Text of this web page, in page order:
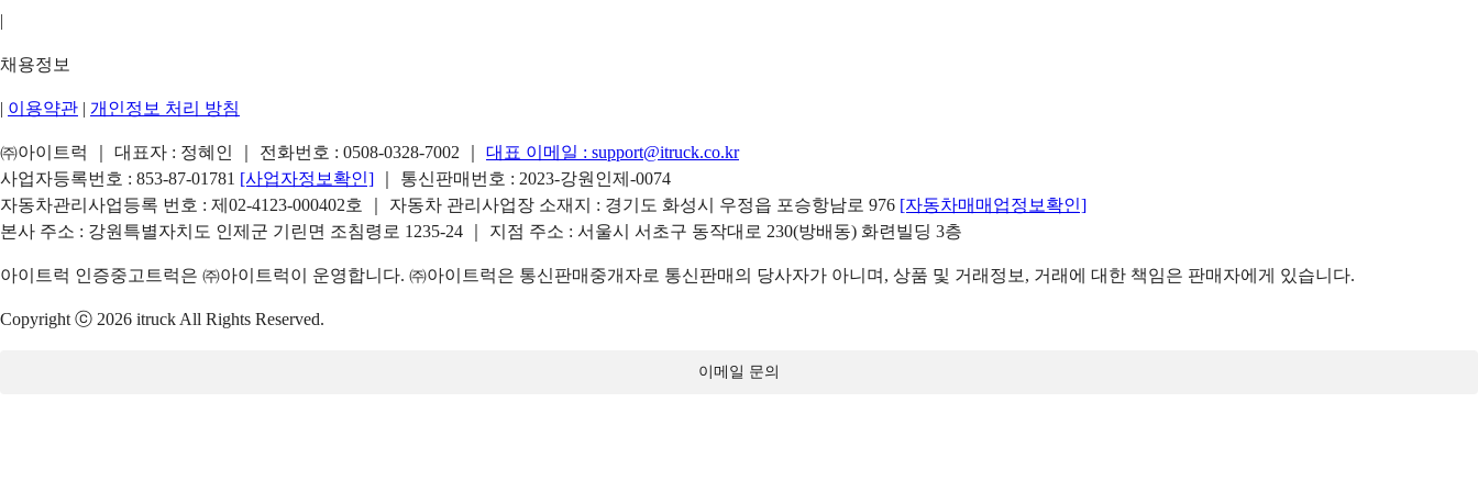
|
채용정보
| 이용약관 | 개인정보 처리 방침
㈜아이트럭 ｜ 대표자 : 정혜인 ｜ 전화번호 : 0508-0328-7002 대표 이메일 : support@itruck.co.kr
사업자등록번호 : 853-87-01781 [사업자정보확인]
｜ 통신판매번호 : 2023-강원인제-0074
자동차관리사업등록 번호 : 제02-4123-000402호 ｜ 자동차 관리사업장 소재지 : 경기도 화성시 우정읍 포승항남로 976 [자동차매매업정보확인]
본사 주소 : 강원특별자치도 인제군 기린면 조침령로 1235-24 ｜ 지점 주소 : 서울시 서초구 동작대로 230(방배동) 화련빌딩 3층
아이트럭 인증중고트럭은 ㈜아이트럭이 운영합니다. ㈜아이트럭은 통신판매중개자로 통신판매의 당사자가 아니며, 상품 및 거래정보, 거래에 대한 책임은 판매자에게 있습니다.
Copyright ⓒ 2026 itruck All Rights Reserved.
이메일 문의